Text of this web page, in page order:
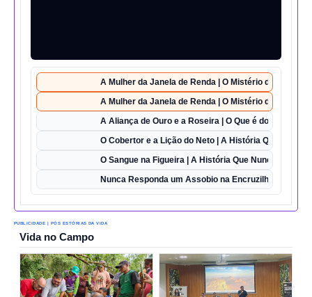
A Mulher da Janela de Renda | O Mistério da Casa 42
A Mulher da Janela de Renda | O Mistério da Casa 42
A Aliança de Ouro e a Roseira | O Que é do Amor
O Cobertor e a Lição do Neto | A História Que Vai Te
O Sangue na Figueira | A História Que Nunca Foi
Nunca Responda um Assobio na Encruzilhada | O
PUBLICIDADE | PÓS ESTÓRIAS DA VIDA
Vida no Campo